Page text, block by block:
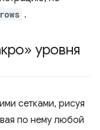
.
уровня
сетками, рисуя
по нему любой